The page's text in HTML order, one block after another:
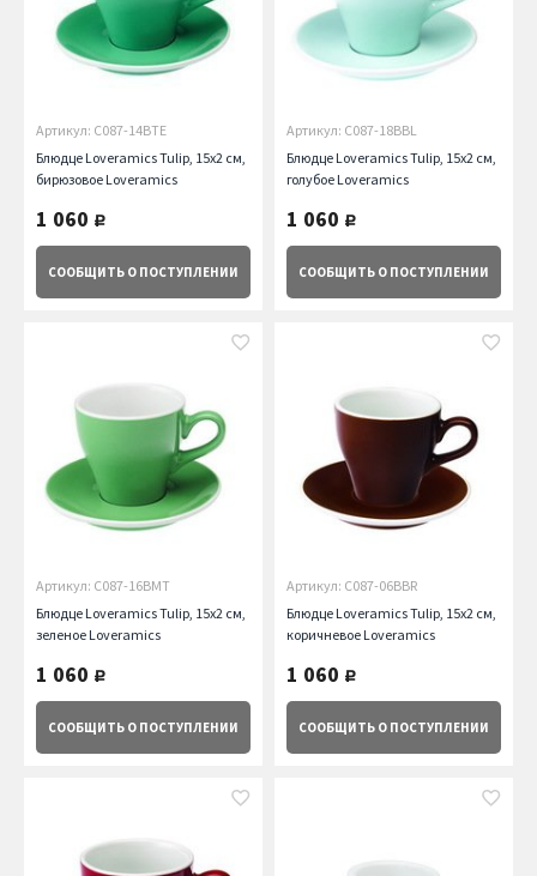
Артикул: C087-14BTE
Блюдце Loveramics Tulip, 15х2 см,
бирюзовое Loveramics
1 060 руб.
СООБЩИТЬ О ПОСТУПЛЕНИИ
Артикул: C087-18BBL
Блюдце Loveramics Tulip, 15х2 см,
голубое Loveramics
1 060 руб.
СООБЩИТЬ О ПОСТУПЛЕНИИ
Артикул: C087-16BMT
Блюдце Loveramics Tulip, 15х2 см,
зеленое Loveramics
1 060 руб.
СООБЩИТЬ О ПОСТУПЛЕНИИ
Артикул: C087-06BBR
Блюдце Loveramics Tulip, 15х2 см,
коричневое Loveramics
1 060 руб.
СООБЩИТЬ О ПОСТУПЛЕНИИ